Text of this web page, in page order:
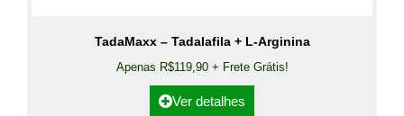
TadaMaxx – Tadalafila + L-Arginina
Apenas R$119,90 + Frete Grátis!
Ver detalhes